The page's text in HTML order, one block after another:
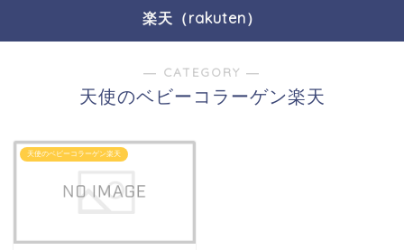
楽天（rakuten）
― CATEGORY ―
天使のベビーコラーゲン楽天
天使のベビーコラーゲン楽天